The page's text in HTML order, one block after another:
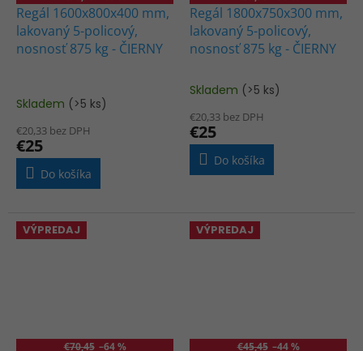
Regál 1600x800x400 mm,
lakovaný 5-policový,
nosnosť 875 kg - ČIERNY
Skladem (>5 ks)
€20,33 bez DPH
€25
Do košíka
Regál 1800x750x300 mm,
lakovaný 5-policový,
nosnosť 875 kg - ČIERNY
Priemerné
produktu
je
5,0
Skladem (>5 ks)
€20,33 bez DPH
€25
Do košíka
VÝPREDAJ
€70,45 –64 %
VÝPREDAJ
€45,45 –44 %